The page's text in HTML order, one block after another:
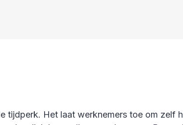
tijdperk. Het laat werknemers toe om zelf